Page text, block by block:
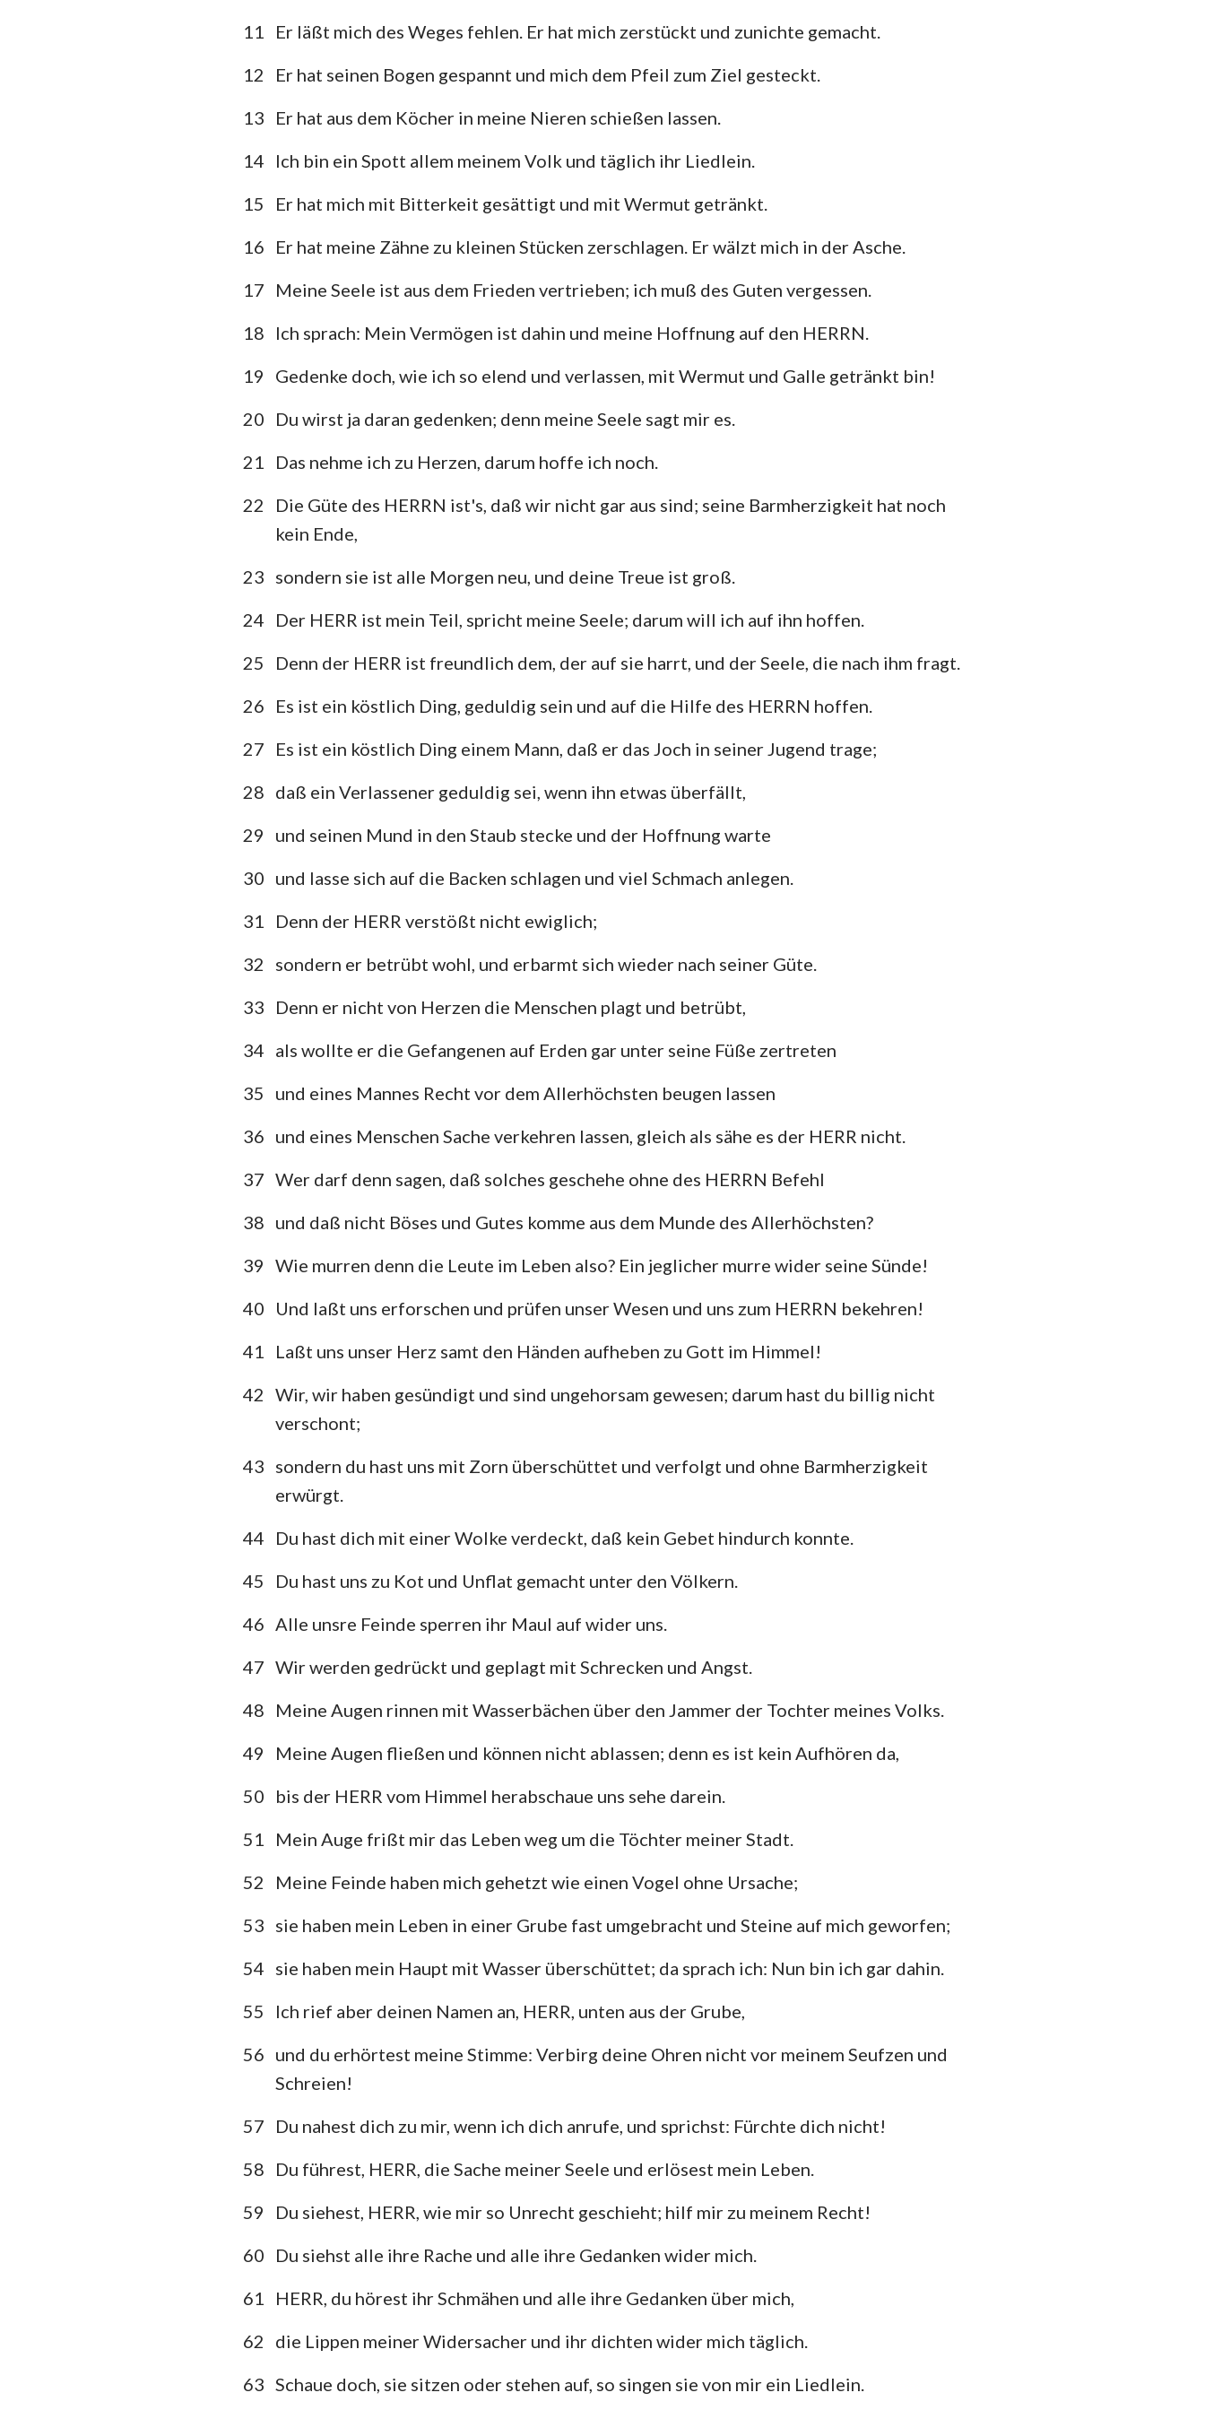
Klagelieder Hesekiel
Daniel Hosea
Joel Amos
Obadja
3. Johannes Judas
Offenbarung
11
Er läßt mich des Weges fehlen. Er hat mich zerstückt und zunichte gemacht.
12
Er hat seinen Bogen gespannt und mich dem Pfeil zum Ziel gesteckt.
13
Er hat aus dem Köcher in meine Nieren schießen lassen.
14
Ich bin ein Spott allem meinem Volk und täglich ihr Liedlein.
15
Er hat mich mit Bitterkeit gesättigt und mit Wermut getränkt.
16
Er hat meine Zähne zu kleinen Stücken zerschlagen. Er wälzt mich in der Asche.
17
Meine Seele ist aus dem Frieden vertrieben; ich muß des Guten vergessen.
18
Ich sprach: Mein Vermögen ist dahin und meine Hoffnung auf den HERRN.
19
Gedenke doch, wie ich so elend und verlassen, mit Wermut und Galle getränkt bin!
20
Du wirst ja daran gedenken; denn meine Seele sagt mir es.
21
Das nehme ich zu Herzen, darum hoffe ich noch.
22
Die Güte des HERRN ist's, daß wir nicht gar aus sind; seine Barmherzigkeit hat noch
kein Ende,
23 sondern sie ist alle Morgen neu, und deine Treue ist groß.
24
Der HERR ist mein Teil, spricht meine Seele; darum will ich auf ihn hoffen.
25
Denn der HERR ist freundlich dem, der auf sie harrt, und der Seele, die nach ihm fragt.
26
Es ist ein köstlich Ding, geduldig sein und auf die Hilfe des HERRN hoffen.
27
Es ist ein köstlich Ding einem Mann, daß er das Joch in seiner Jugend trage;
28 daß ein Verlassener geduldig sei, wenn ihn etwas überfällt,
29
und seinen Mund in den Staub stecke und der Hoffnung warte
30 und lasse sich auf die Backen schlagen und viel Schmach anlegen.
31
Denn der HERR verstößt nicht ewiglich;
32
sondern er betrübt wohl, und erbarmt sich wieder nach seiner Güte.
33
Denn er nicht von Herzen die Menschen plagt und betrübt,
34 als wollte er die Gefangenen auf Erden gar unter seine Füße zertreten
35
und eines Mannes Recht vor dem Allerhöchsten beugen lassen
36 und eines Menschen Sache verkehren lassen, gleich als sähe es der HERR nicht.
37 Wer darf denn sagen, daß solches geschehe ohne des HERRN Befehl
38 und daß nicht Böses und Gutes komme aus dem Munde des Allerhöchsten?
39 Wie murren denn die Leute im Leben also? Ein jeglicher murre wider seine Sünde!
40
Und laßt uns erforschen und prüfen unser Wesen und uns zum HERRN bekehren!
41
Laßt uns unser Herz samt den Händen aufheben zu Gott im Himmel!
42 Wir, wir haben gesündigt und sind ungehorsam gewesen; darum hast du billig nicht
verschont;
43 sondern du hast uns mit Zorn überschüttet und verfolgt und ohne Barmherzigkeit
erwürgt.
44
Du hast dich mit einer Wolke verdeckt, daß kein Gebet hindurch konnte.
45
Du hast uns zu Kot und Unflat gemacht unter den Völkern.
46 Alle unsre Feinde sperren ihr Maul auf wider uns.
47 Wir werden gedrückt und geplagt mit Schrecken und Angst.
48
Meine Augen rinnen mit Wasserbächen über den Jammer der Tochter meines Volks.
49
Meine Augen fließen und können nicht ablassen; denn es ist kein Aufhören da,
50
bis der HERR vom Himmel herabschaue uns sehe darein.
51
Mein Auge frißt mir das Leben weg um die Töchter meiner Stadt.
52
Meine Feinde haben mich gehetzt wie einen Vogel ohne Ursache;
53 sie haben mein Leben in einer Grube fast umgebracht und Steine auf mich geworfen;
54 sie haben mein Haupt mit Wasser überschüttet; da sprach ich: Nun bin ich gar dahin.
55
Ich rief aber deinen Namen an, HERR, unten aus der Grube,
56 und du erhörtest meine Stimme: Verbirg deine Ohren nicht vor meinem Seufzen und
Schreien!
57
Du nahest dich zu mir, wenn ich dich anrufe, und sprichst: Fürchte dich nicht!
58
Du führest, HERR, die Sache meiner Seele und erlösest mein Leben.
59
Du siehest, HERR, wie mir so Unrecht geschieht; hilf mir zu meinem Recht!
60
Du siehst alle ihre Rache und alle ihre Gedanken wider mich.
61
HERR, du hörest ihr Schmähen und alle ihre Gedanken über mich,
62
die Lippen meiner Widersacher und ihr dichten wider mich täglich.
63 Schaue doch, sie sitzen oder stehen auf, so singen sie von mir ein Liedlein.